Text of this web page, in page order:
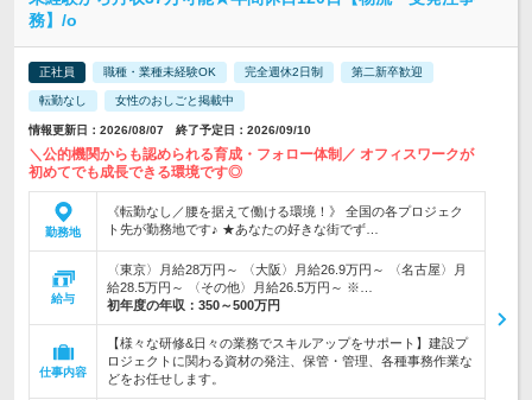
務】/o
正社員 職種・業種未経験OK 完全週休2日制 第二新卒歓迎
転勤なし 女性のおしごと掲載中
情報更新日：2026/08/07 終了予定日：2026/09/10
＼公的機関からも認められる育成・フォロー体制／ オフィスワークが
初めてでも成長できる環境です◎
勤務地
《転勤なし／腰を据えて働ける環境！》 全国の各プロジェク
ト先が勤務地です♪ ★あなたの好きな街でず…
給与
〈東京〉月給28万円～ 〈大阪〉月給26.9万円～ 〈名古屋〉月
給28.5万円～ 〈その他〉月給26.5万円～ ※…
初年度の年収： 350～500万円
仕事内容
【様々な研修&日々の業務でスキルアップをサポート】建設プ
ロジェクトに関わる資材の発注、保管・管理、各種事務作業な
どをお任せします。